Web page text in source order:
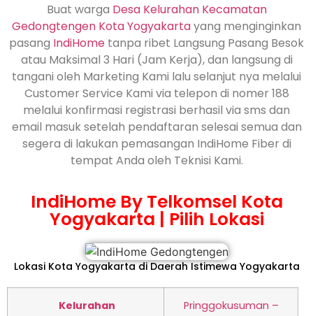
Buat warga Desa Kelurahan Kecamatan
Gedongtengen Kota Yogyakartayang menginginkan
pasang IndiHome tanpa ribet Langsung Pasang Besok
atau Maksimal 3 Hari (Jam Kerja), dan langsung di
tangani oleh Marketing Kami lalu selanjut nya melalui
Customer Service Kami via telepon di nomer 188
melalui konfirmasi registrasi berhasil via sms dan
email masuk setelah pendaftaran selesai semua dan
segera di lakukan pemasangan IndiHome Fiber di
tempat Anda oleh Teknisi Kami.
IndiHome By Telkomsel Kota
Yogyakarta | Pilih Lokasi
Lokasi Kota Yogyakarta di Daerah Istimewa Yogyakarta
Kelurahan
Pringgokusuman –